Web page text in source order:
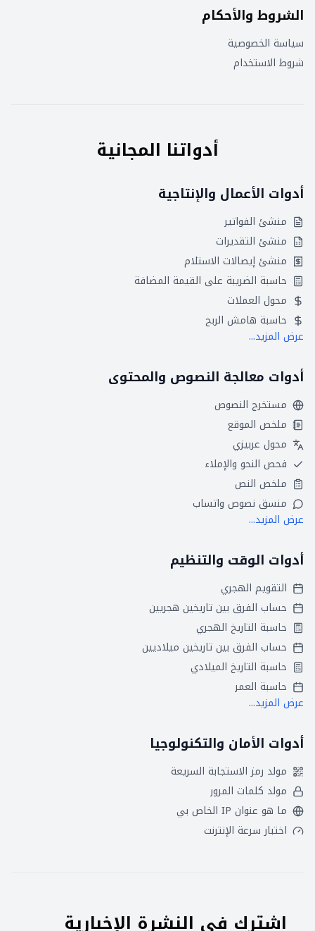
الشروط والأحكام
سياسة الخصوصية
شروط الاستخدام
أدواتنا المجانية
أدوات الأعمال والإنتاجية
منشئ الفواتير
منشئ التقديرات
منشئ إيصالات الاستلام
حاسبة الضريبة على القيمة المضافة
محول العملات
حاسبة هامش الربح
عرض المزيد...
أدوات معالجة النصوص والمحتوى
مستخرج النصوص
ملخص الموقع
محول عربيزي
فحص النحو والإملاء
ملخص النص
منسق نصوص واتساب
عرض المزيد...
أدوات الوقت والتنظيم
التقويم الهجري
حساب الفرق بين تاريخين هجريين
حاسبة التاريخ الهجري
حساب الفرق بين تاريخين ميلاديين
حاسبة التاريخ الميلادي
حاسبة العمر
عرض المزيد...
أدوات الأمان والتكنولوجيا
مولد رمز الاستجابة السريعة
مولد كلمات المرور
ما هو عنوان IP الخاص بي
اختبار سرعة الإنترنت
اشترك في النشرة الإخبارية